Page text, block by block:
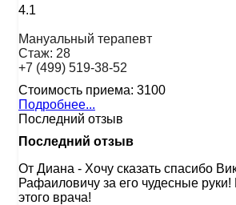
4.1
Мануальный терапевт
Стаж: 28
+7 (499) 519-38-52
Стоимость приема: 3100
Подробнее...
Последний отзыв
Последний отзыв
От Диана - Хочу сказать спасибо
Рафаиловичу за его чудесные
этого врача!